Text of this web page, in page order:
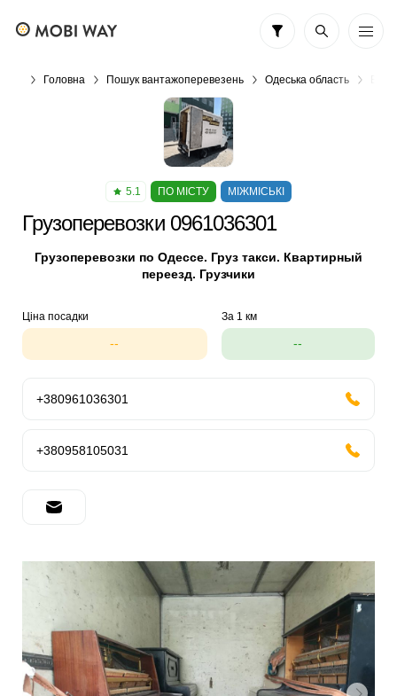
Головна Пошук вантажоперевезень Одеська область
5.1 ПО МІСТУ МІЖМІСЬКІ
Грузоперевозки 0961036301
Грузоперевозки по Одессе. Груз такси. Квартирный
переезд. Грузчики
Ціна посадки
--
За 1 км
--
+380961036301
+380958105031